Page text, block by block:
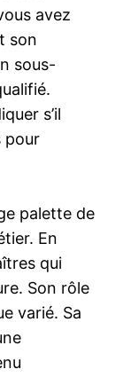
avez
son
sous-
s’il
pour
palette de
En
qui
Son rôle
varié. Sa